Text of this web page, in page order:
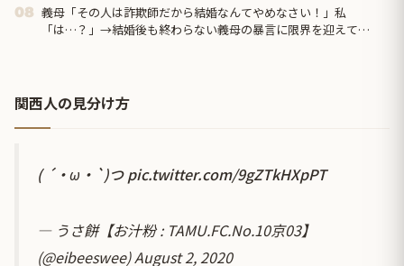
08 義母「その人は詐欺師だから結婚なんてやめなさい！」私
「は…？」→結婚後も終わらない義母の暴言に限界を迎えて…
関西人の見分け方
( ´・ω・`)つpic.twitter.com/9gZTkHXpPT
— うさ餅【お汁粉 : TAMU.FC.No.10京03】
(@eibeeswee)August 2, 2020